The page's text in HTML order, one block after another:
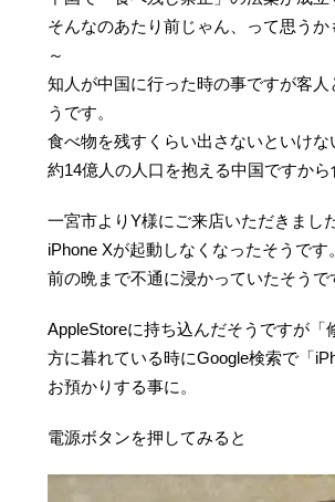
そんなのあたり前じゃん、って思う
～
知人が中国に行った時の事ですが客
うです。
食べ物を残すくらい出さないといけ
約14億人の人口を抱える中国ですか
一宮市よりY様にご来店いただきまし
iPhone Xが起動しなくなったそうです。
前の晩まで不通に浸かっていたそう
AppleStoreに持ち込んだそうですが
方に暮れている時にGoogle検索で「
お預かりする事に。
電源ボタンを押してみると